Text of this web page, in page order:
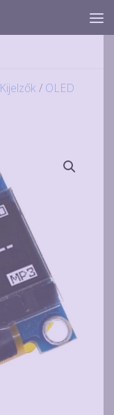
Kijelzők / OLED